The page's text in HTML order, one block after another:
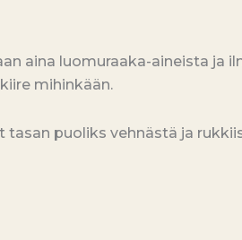
aina luomuraaka-aineista ja
mihinkään.
tasan puoliks vehnästä ja